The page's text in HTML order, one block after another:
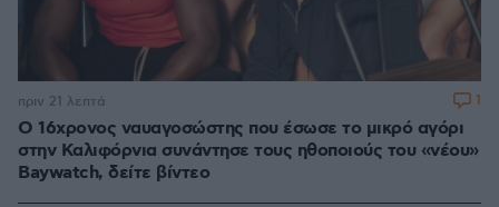
Ο 16χρονος ναυαγοσώστης που έσωσε το μικρό αγόρι
στην Καλιφόρνια συνάντησε τους ηθοποιούς του «νέου»
Baywatch, δείτε βίντεο
πριν 21 λεπτά 1